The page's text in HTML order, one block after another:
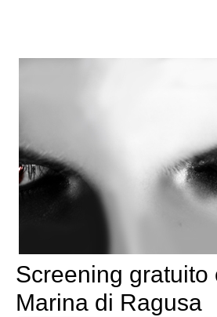
Screening gratuito
Marina di Ragusa